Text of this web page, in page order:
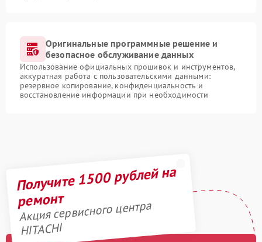
Оригинальные программные решение и
безопасное обслуживание данных
Использование официальных прошивок и инструментов,
аккуратная работа с пользовательскими данными:
резервное копирование, конфиденциальность и
восстановление информации при необходимости
Получите 1500 рублей на
ремонт
Акция сервисного центра
HITACHI